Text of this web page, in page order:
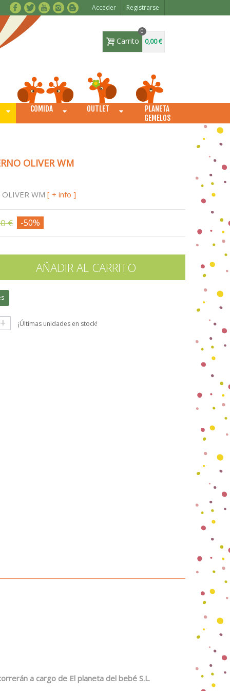
Acceder Registrarse
Carrito
0
0,00 €
COMIDA OUTLET
PLANETA
GEMELOS
OLIVER WM
WM [ + info ]
€ -50%
AÑADIR AL CARRITO
+ ¡Últimas unidades en stock!
a cargo de El planeta del bebé S.L.